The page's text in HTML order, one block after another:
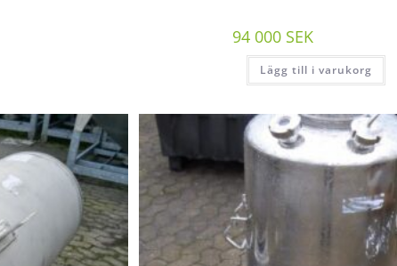
94 000 SEK
Lägg till i varukorg